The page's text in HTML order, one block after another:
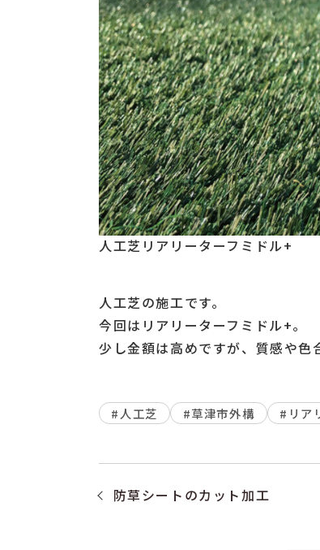
人工芝リアリーターフミドル+
人工芝の施工です。
今回はリアリーターフミドル+。
少し金額は高めですが、質感や色
#人工芝 #草津市外構 #リア
防草シートのカット加工